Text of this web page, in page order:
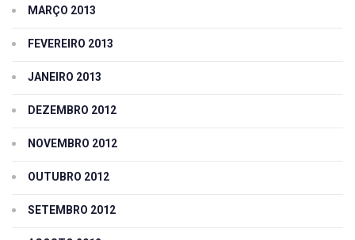
MARÇO 2013
FEVEREIRO 2013
JANEIRO 2013
DEZEMBRO 2012
NOVEMBRO 2012
OUTUBRO 2012
SETEMBRO 2012